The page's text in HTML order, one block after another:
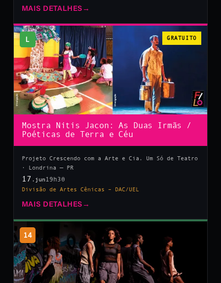
MAIS DETALHES →
L GRATUITO
Mostra Nitis Jacon: As Duas Irmãs /
Poéticas de Terra e Céu
Projeto Crescendo com a Arte e Cia. Um Só de Teatro
· Londrina — PR
17 .jun 19h30
Divisão de Artes Cênicas – DAC/UEL
MAIS DETALHES →
14